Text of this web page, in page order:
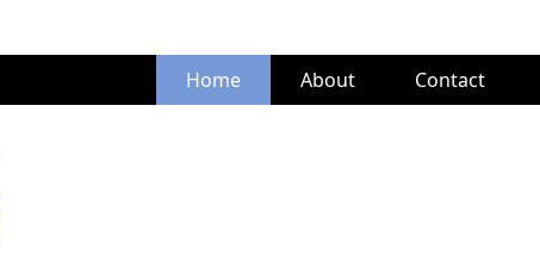
Home About Contact